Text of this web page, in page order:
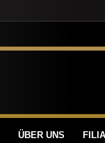
ÜBER UNS